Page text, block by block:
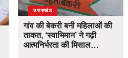
उत्तराखंड
गांव की बेकरी बनी महिलाओं की
ताकत, ‘स्वाभिमान’ ने गढ़ी
आत्मनिर्भरता की मिसाल…